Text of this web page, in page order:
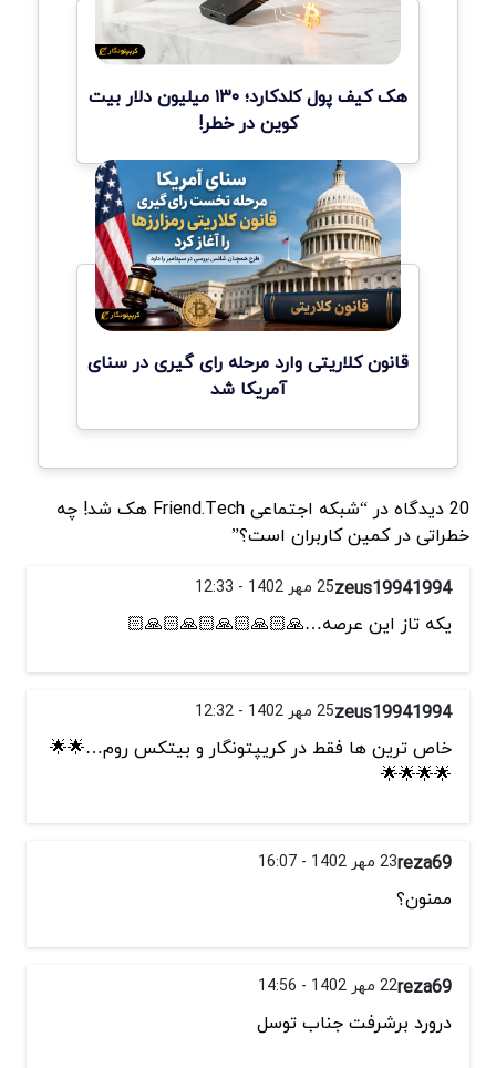
هک کیف پول کلدکارد؛ ۱۳۰ میلیون دلار بیت
کوین در خطر!
قانون کلاریتی وارد مرحله رای گیری در سنای
آمریکا شد
20 دیدگاه در “شبکه اجتماعی Friend.Tech هک شد! چه
خطراتی در کمین کاربران است؟”
zeus1994199425 مهر 1402 - 12:33
یکه تاز این عرصه…🙏🏻🙏🏻🙏🏻🙏🏻🙏🏻
zeus1994199425 مهر 1402 - 12:32
خاص ترین ها فقط در کریپتونگار و بیتکس روم…🌟🌟
🌟🌟🌟🌟
reza6923 مهر 1402 - 16:07
ممنون؟
reza6922 مهر 1402 - 14:56
درورد برشرفت جناب توسل